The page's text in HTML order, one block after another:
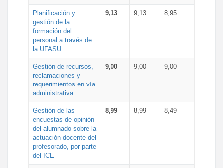
Planificación y
gestión de la
formación del
personal a través de
la UFASU
9,13 9,13 8,95
Gestión de recursos,
reclamaciones y
requerimientos en vía
administrativa
9,00 9,00 9,00
Gestión de las
encuestas de opinión
del alumnado sobre la
actuación docente del
profesorado, por parte
del ICE
8,99 8,99 8,49